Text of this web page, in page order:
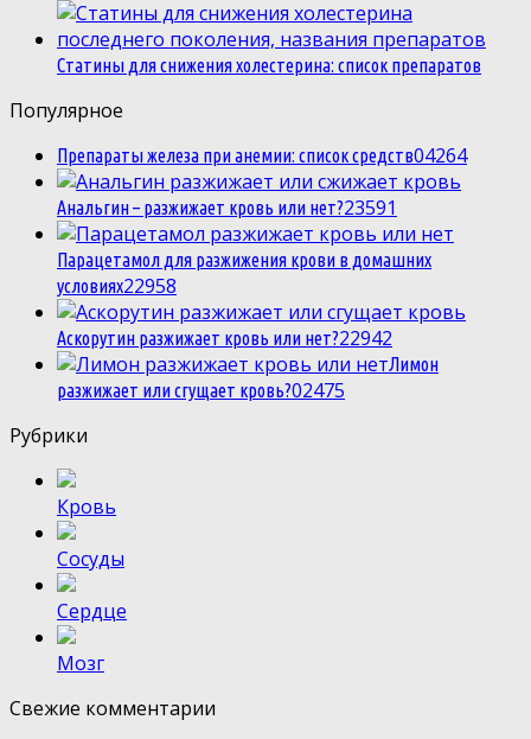
Статины для снижения холестерина: список препаратов
Популярное
Препараты железа при анемии: список средств04264
Анальгин – разжижает кровь или нет?23591
Парацетамол для разжижения крови в домашних
условиях22958
Аскорутин разжижает кровь или нет?22942
Лимон
разжижает или сгущает кровь?02475
Рубрики
Кровь
Сосуды
Сердце
Мозг
Свежие комментарии